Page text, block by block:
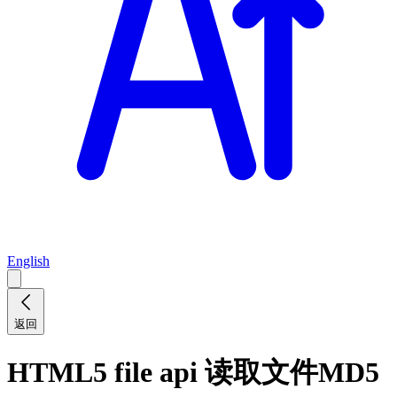
English
返回
HTML5 file api 读取文件MD5